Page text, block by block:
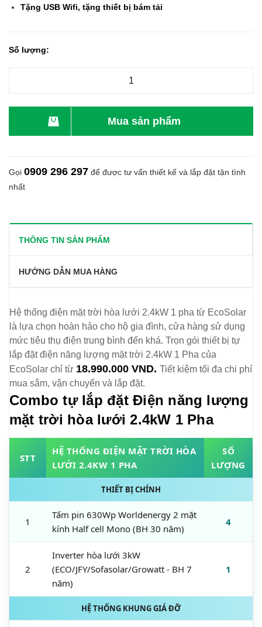
Tặng USB Wifi, tặng thiết bị bám tải
Số lượng:
Mua sản phẩm
Gọi 0909 296 297 để được tư vấn thiết kế và lắp đặt tận tình
nhất
THÔNG TIN SẢN PHẨM
HƯỚNG DẪN MUA HÀNG
Hệ thống điện mặt trời hòa lưới 2.4kW 1 pha từ EcoSolar
là lựa chọn hoàn hảo cho hộ gia đình, cửa hàng sử dụng
mức tiêu thụ điện trung bình đến khá. Trọn gói thiết bị tự
lắp đặt điện năng lượng mặt trời 2.4kW 1 Pha của
EcoSolar chỉ từ 18.990.000 VND. Tiết kiệm tối đa chi phí
mua sắm, vận chuyển và lắp đặt.
Combo tự lắp đặt Điện năng lượng
mặt trời hòa lưới 2.4kW 1 Pha
STT
HỆ THỐNG ĐIỆN MẶT TRỜI HÒA
LƯỚI 2.4KW 1 PHA
SỐ
LƯỢNG
THIẾT BỊ CHÍNH
1
Tấm pin 630Wp Worldenergy 2 mặt
kính Half cell Mono (BH 30 năm)
4
2
Inverter hòa lưới 3kW
(ECO/JFY/Sofasolar/Growatt - BH 7
năm)
1
HỆ THỐNG KHUNG GIÁ ĐỠ